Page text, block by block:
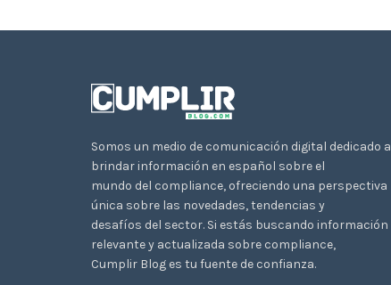
Somos un medio de comunicación digital dedicado a
brindar información en español sobre el
mundo del compliance, ofreciendo una perspectiva
única sobre las novedades, tendencias y
desafíos del sector. Si estás buscando información
relevante y actualizada sobre compliance,
Cumplir Blog es tu fuente de confianza.